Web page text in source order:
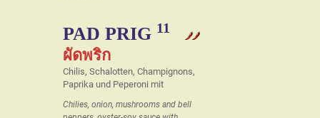
PAD PRIG 11
ผัดพริก
Chilis, Schalotten, Champignons,
Paprika und Peperoni mit
Chilies, onion, mushrooms and bell